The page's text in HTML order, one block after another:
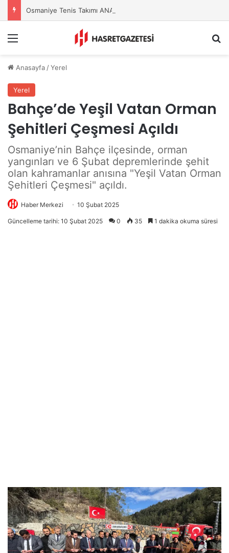
Osmaniye Tenis Takımı ANALİG’de Yarı Finale Yükseldi
Anasayfa /Yerel
Yerel
Bahçe’de Yeşil Vatan Orman
Şehitleri Çeşmesi Açıldı
Osmaniye’nin Bahçe ilçesinde, orman
yangınları ve 6 Şubat depremlerinde şehit
olan kahramanlar anısına "Yeşil Vatan Orman
Şehitleri Çeşmesi" açıldı.
Haber Merkezi 10 Şubat 2025
Güncelleme tarihi: 10 Şubat 2025 0 35 1 dakika okuma süresi